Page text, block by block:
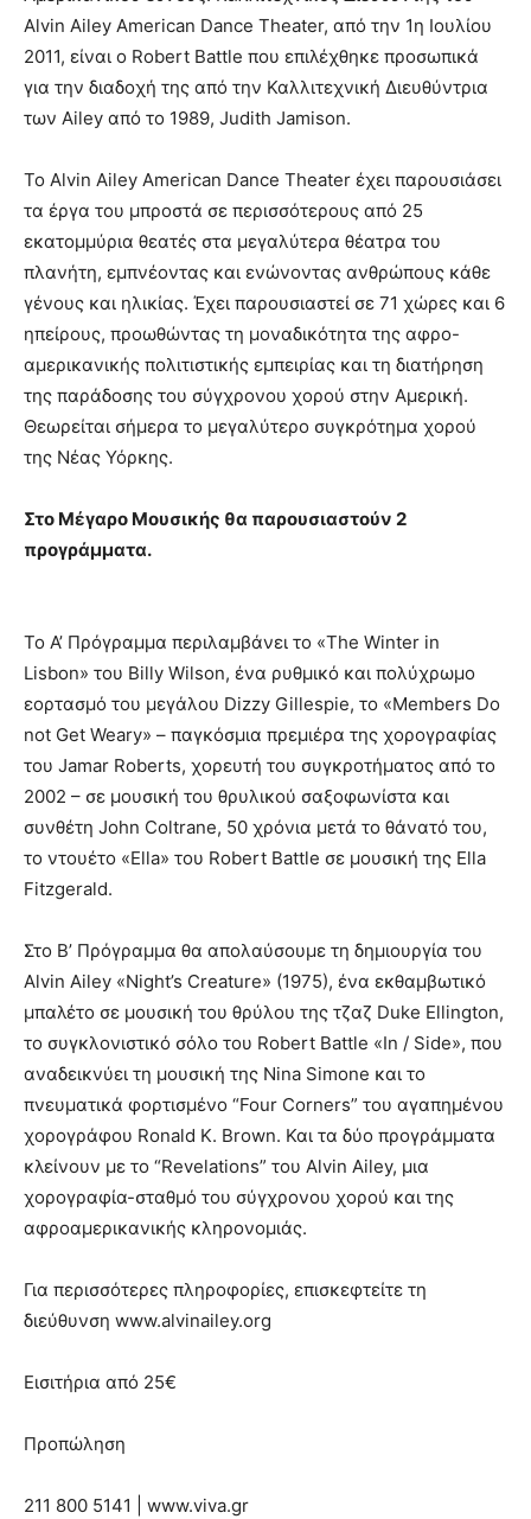
Alvin Ailey American Dance Theater, από την 1η Ιουλίου
2011, είναι ο Robert Battle που επιλέχθηκε προσωπικά
για την διαδοχή της από την Καλλιτεχνική Διευθύντρια
των Ailey από το 1989, Judith Jamison.
Το Alvin Ailey American Dance Theater έχει παρουσιάσει
τα έργα του μπροστά σε περισσότερους από 25
εκατομμύρια θεατές στα μεγαλύτερα θέατρα του
πλανήτη, εμπνέοντας και ενώνοντας ανθρώπους κάθε
γένους και ηλικίας. Έχει παρουσιαστεί σε 71 χώρες και 6
ηπείρους, προωθώντας τη μοναδικότητα της αφρο-
αμερικανικής πολιτιστικής εμπειρίας και τη διατήρηση
της παράδοσης του σύγχρονου χορού στην Αμερική.
Θεωρείται σήμερα το μεγαλύτερο συγκρότημα χορού
της Νέας Υόρκης.
Στο Μέγαρο Μουσικής θα παρουσιαστούν 2
προγράμματα.
Το Α’ Πρόγραμμα περιλαμβάνει το «The Winter in
Lisbon» του Billy Wilson, ένα ρυθμικό και πολύχρωμο
εορτασμό του μεγάλου Dizzy Gillespie, το «Members Do
not Get Weary» – παγκόσμια πρεμιέρα της χορογραφίας
του Jamar Roberts, χορευτή του συγκροτήματος από το
2002 – σε μουσική του θρυλικού σαξοφωνίστα και
συνθέτη John Coltrane, 50 χρόνια μετά το θάνατό του,
το ντουέτο «Ella» του Robert Battle σε μουσική της Ella
Fitzgerald.
Στο Β’ Πρόγραμμα θα απολαύσουμε τη δημιουργία του
Alvin Ailey «Night’s Creature» (1975), ένα εκθαμβωτικό
μπαλέτο σε μουσική του θρύλου της τζαζ Duke Ellington,
το συγκλονιστικό σόλο του Robert Battle «In / Side», που
αναδεικνύει τη μουσική της Nina Simone και το
πνευματικά φορτισμένο “Four Corners” του αγαπημένου
χορογράφου Ronald K. Brown. Και τα δύο προγράμματα
κλείνουν με το “Revelations” του Alvin Ailey, μια
χορογραφία-σταθμό του σύγχρονου χορού και της
αφροαμερικανικής κληρονομιάς.
Για περισσότερες πληροφορίες, επισκεφτείτε τη
διεύθυνση www.alvinailey.org
Εισιτήρια από 25€
Προπώληση
211 800 5141 | www.viva.gr